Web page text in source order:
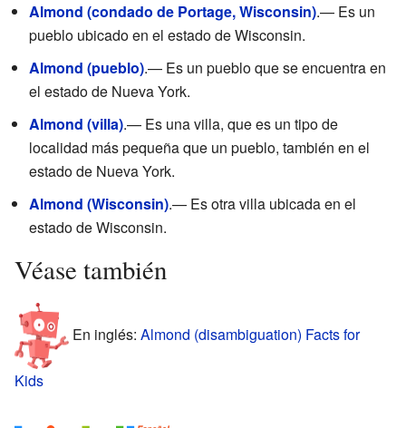
Almond (condado de Portage, Wisconsin).— Es un
pueblo ubicado en el estado de Wisconsin.
Almond (pueblo).— Es un pueblo que se encuentra en
el estado de Nueva York.
Almond (villa).— Es una villa, que es un tipo de
localidad más pequeña que un pueblo, también en el
estado de Nueva York.
Almond (Wisconsin).— Es otra villa ubicada en el
estado de Wisconsin.
Véase también
En inglés: Almond (disambiguation) Facts for
Kids